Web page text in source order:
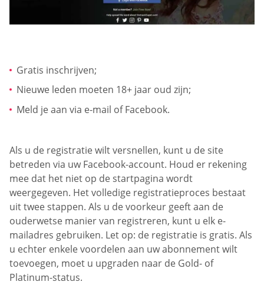
Gratis inschrijven;
Nieuwe leden moeten 18+ jaar oud zijn;
Meld je aan via e-mail of Facebook.
Als u de registratie wilt versnellen, kunt u de site
betreden via uw Facebook-account. Houd er rekening
mee dat het niet op de startpagina wordt
weergegeven. Het volledige registratieproces bestaat
uit twee stappen. Als u de voorkeur geeft aan de
ouderwetse manier van registreren, kunt u elk e-
mailadres gebruiken. Let op: de registratie is gratis. Als
u echter enkele voordelen aan uw abonnement wilt
toevoegen, moet u upgraden naar de Gold- of
Platinum-status.